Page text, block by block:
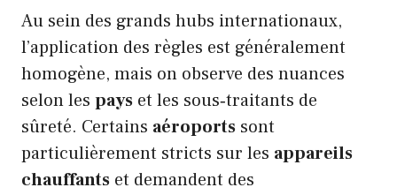
Au sein des grands hubs internationaux,
l’application des règles est généralement
homogène, mais on observe des nuances
selon les pays et les sous‑traitants de
sûreté. Certains aéroports sont
particulièrement stricts sur les appareils
chauffants et demandent des